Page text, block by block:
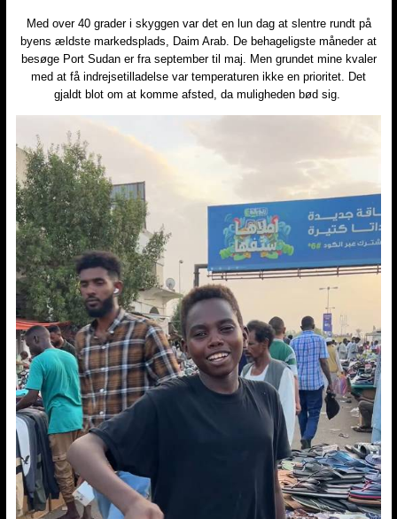
Med over 40 grader i skyggen var det en lun dag at slentre rundt på
byens ældste markedsplads, Daim Arab. De behageligste måneder at
besøge Port Sudan er fra september til maj. Men grundet mine kvaler
med at få indrejsetilladelse var temperaturen ikke en prioritet. Det
gjaldt blot om at komme afsted, da muligheden bød sig.